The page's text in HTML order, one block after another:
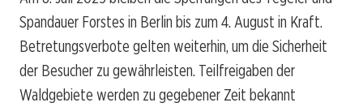
Spandauer Forstes in Berlin bis zum 4. August in Kraft.
Betretungsverbote gelten weiterhin, um die Sicherheit
der Besucher zu gewährleisten. Teilfreigaben der
Waldgebiete werden zu gegebener Zeit bekannt